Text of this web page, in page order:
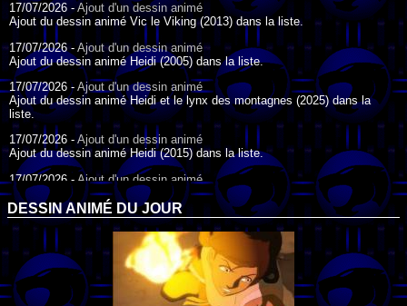
17/07/2026 -Ajout d'un dessin animé
Ajout du dessin animé Vic le Viking (2013) dans la liste.
17/07/2026 -Ajout d'un dessin animé
Ajout du dessin animé Heidi (2005) dans la liste.
17/07/2026 - Ajout d'un dessin animé
Ajout du dessin animé Heidi et le lynx des montagnes (2025) dans la
liste.
17/07/2026 - Ajout d'un dessin animé
Ajout du dessin animé Heidi (2015) dans la liste.
17/07/2026 - Ajout d'un dessin animé
Ajout du dessin animé Heidi (1995) dans la liste.
09/07/2026 -Ajout d'un dessin animé
Ajout du dessin animé Genki l'Aventurier de la Chance (2006) dans la
04/07/2026 -Ajout d'un dessin animé
Ajout du dessin animé Vilain Petit Canard (2000) dans la liste.
DESSIN ANIMÉ DU JOUR